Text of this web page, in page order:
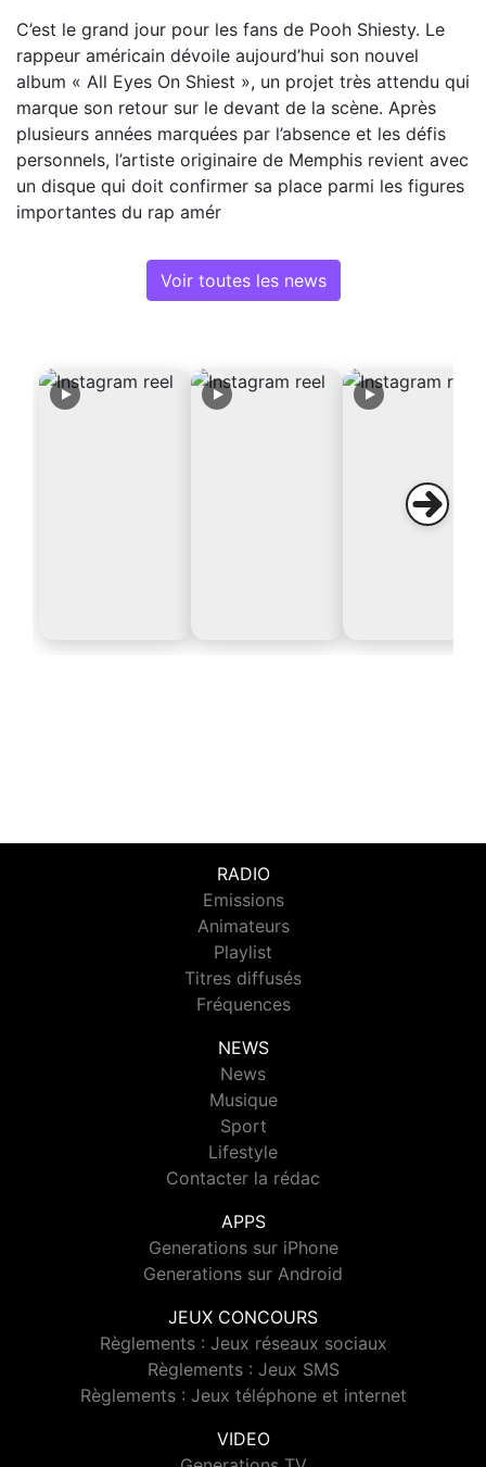
C’est le grand jour pour les fans de Pooh Shiesty. Le
rappeur américain dévoile aujourd’hui son nouvel
album « All Eyes On Shiest », un projet très attendu qui
marque son retour sur le devant de la scène. Après
plusieurs années marquées par l’absence et les défis
personnels, l’artiste originaire de Memphis revient avec
un disque qui doit confirmer sa place parmi les figures
importantes du rap amér
Voir toutes les news
RADIO
Emissions
Animateurs
Playlist
Titres diffusés
Fréquences
NEWS
News
Musique
Sport
Lifestyle
Contacter la rédac
APPS
Generations sur iPhone
Generations sur Android
JEUX CONCOURS
Règlements : Jeux réseaux sociaux
Règlements : Jeux SMS
Règlements : Jeux téléphone et internet
VIDEO